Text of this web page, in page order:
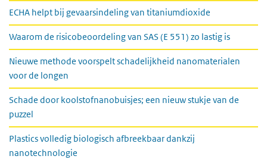
ECHA helpt bij gevaarsindeling van titaniumdioxide
Waarom de risicobeoordeling van SAS (E 551) zo lastig is
Nieuwe methode voorspelt schadelijkheid nanomaterialen
voor de longen
Schade door koolstofnanobuisjes; een nieuw stukje van de
puzzel
Plastics volledig biologisch afbreekbaar dankzij
nanotechnologie